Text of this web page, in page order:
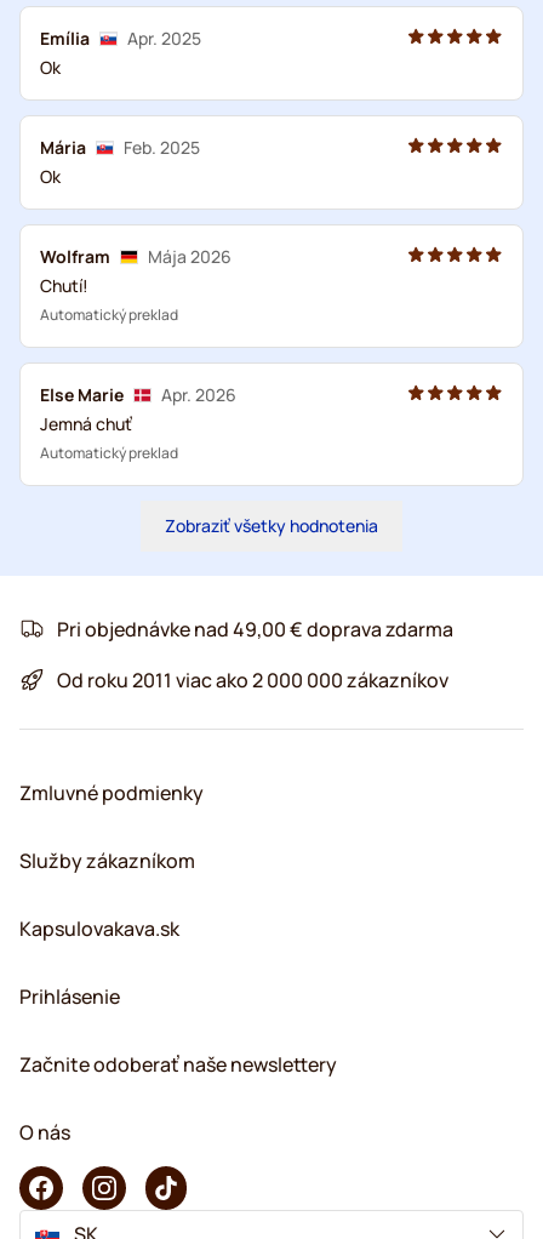
Emília
Apr. 2025
Ok
Mária
Feb. 2025
Ok
Wolfram
Mája 2026
Chutí!
Automatický preklad
Else Marie
Apr. 2026
Jemná chuť
Automatický preklad
Zobraziť všetky hodnotenia
Pri objednávke nad 49,00 € doprava zdarma
Od roku 2011 viac ako 2 000 000 zákazníkov
Zmluvné podmienky
Služby zákazníkom
Kapsulovakava.sk
Prihlásenie
Začnite odoberať naše newslettery
O nás